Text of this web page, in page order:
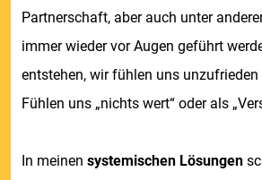
Partnerschaft, aber auch unter
immer wieder vor Augen geführt
entstehen, wir fühlen uns unzufrieden
Fühlen uns „nichts wert“ oder als
In meinen systemischen Lösungen